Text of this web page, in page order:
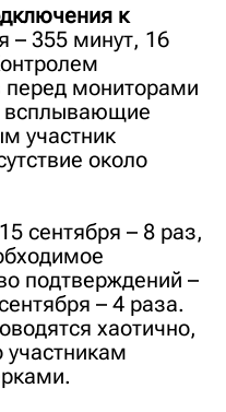
к
– 355 минут, 16
перед мониторами
всплывающие
участник
около
15 сентября – 8 раз,
подтверждений –
– 4 раза.
хаотично,
участникам